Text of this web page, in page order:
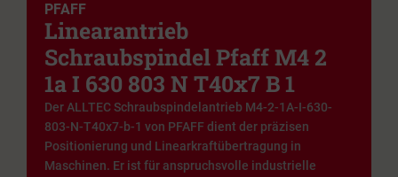
PFAFF
Linearantrieb
Schraubspindel Pfaff M4 2
1a I 630 803 N T40x7 B 1
Der ALLTEC Schraubspindelantrieb M4-2-1A-I-630-
803-N-T40x7-b-1 von PFAFF dient der präzisen
Positionierung und Linearkraftübertragung in
Maschinen. Er ist für anspruchsvolle industrielle